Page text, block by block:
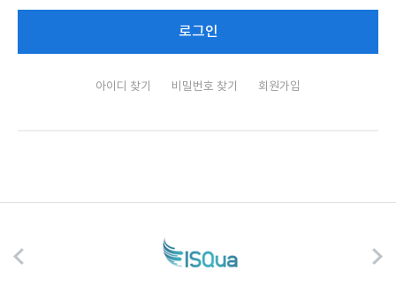
아이디 찾기 비밀번호 찾기 회원가입